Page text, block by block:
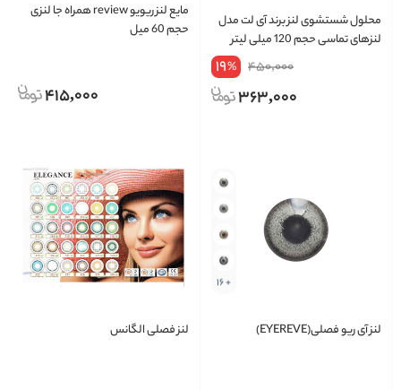
محلول شستشوی لنز برند آی لت مدل
لنزهای تماسی حجم 120 میلی لیتر
450,000
19%
363,000
مایع لنز ریویو review همراه جا لنزی
حجم 60 میل
415,000
+ 16
لنز آی ریو فصلی(EYEREVE) لنز فصلی الگانس